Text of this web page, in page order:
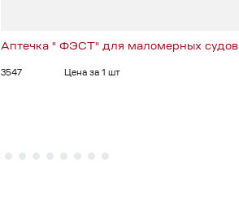
Аптечка " ФЭСТ" для маломерных судов
3547 Цена за 1 шт